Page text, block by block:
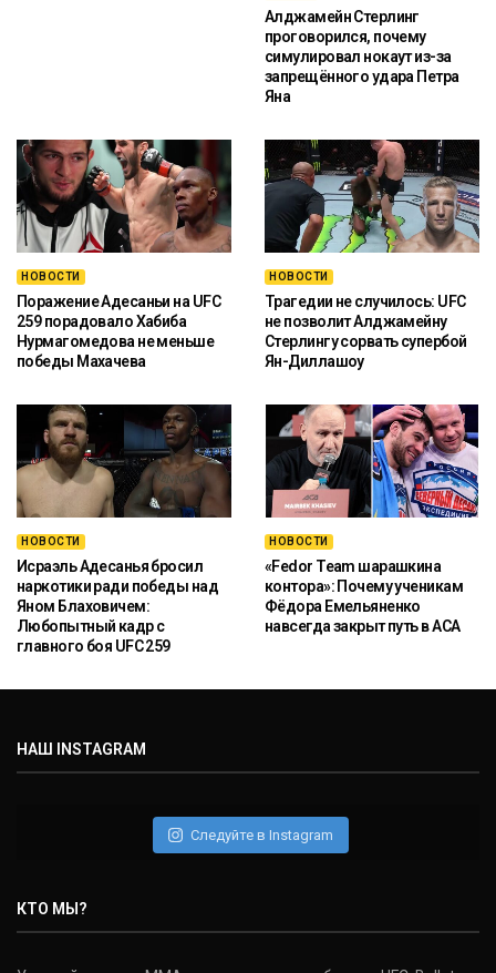
Алджамейн Стерлинг
проговорился, почему
симулировал нокаут из-за
запрещённого удара Петра
Яна
НОВОСТИ
Поражение Адесаньи на UFC
259 порадовало Хабиба
Нурмагомедова не меньше
победы Махачева
НОВОСТИ
Трагедии не случилось: UFC
не позволит Алджамейну
Стерлингу сорвать супербой
Ян-Диллашоу
НОВОСТИ
Исраэль Адесанья бросил
наркотики ради победы над
Яном Блаховичем:
Любопытный кадр с
главного боя UFC 259
НОВОСТИ
«Fedor Team шарашкина
контора»: Почему ученикам
Фёдора Емельяненко
навсегда закрыт путь в ACA
НАШ INSTAGRAM
Следуйте в Instagram
КТО МЫ?